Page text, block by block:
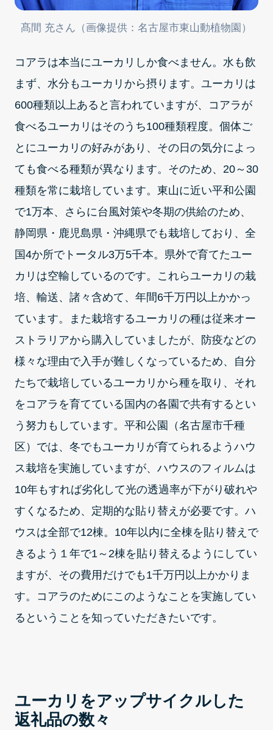
髙間 充さん（画像提供：名古屋市東山動植物園）
コアラは本当にユーカリしか食べません。水も飲
まず、水分もユーカリから摂ります。ユーカリは
600種類以上あると言われていますが、コアラが
食べるユーカリはそのうち100種類程度。個体ご
とにユーカリの好みがあり、その日の気分によっ
ても食べる種類が異なります。そのため、20～30
種類を常に栽培しています。東山に近い平和公園
で1万本、さらに台風対策や冬期の供給のため、
静岡県・鹿児島県・沖縄県でも栽培しており、全
国4か所でトータル3万5千本。県外で育てたユー
カリは空輸しているのです。これらユーカリの栽
培、輸送、諸々含めて、年間6千万円以上かかっ
ています。また栽培するユーカリの種は従来オー
ストラリアから購入していましたが、防疫などの
様々な理由で入手が難しくなっているため、自分
たちで栽培しているユーカリから種を取り、それ
をコアラを育てている国内の各園で共有するとい
う努力もしています。平和公園（名古屋市千種
区）では、冬でもユーカリが育てられるようハウ
ス栽培を実施していますが、ハウスのフィルムは
10年もすれば劣化して光の透過率が下がり破れや
すくなるため、定期的な貼り替えが必要です。ハ
ウスは全部で12棟。10年以内に全棟を貼り替えで
きるよう１年で1～2棟を貼り替えるようにしてい
ますが、その費用だけでも1千万円以上かかりま
す。コアラのためにこのようなことを実施してい
るということを知っていただきたいです。
ユーカリをアップサイクルした
返礼品の数々